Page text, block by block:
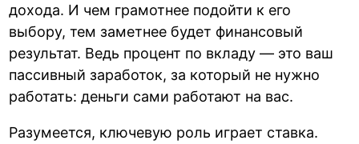
дохода. И чем грамотнее подойти к его
выбору, тем заметнее будет финансовый
результат. Ведь процент по вкладу — это ваш
пассивный заработок, за который не нужно
работать: деньги сами работают на вас.
Разумеется, ключевую роль играет ставка.